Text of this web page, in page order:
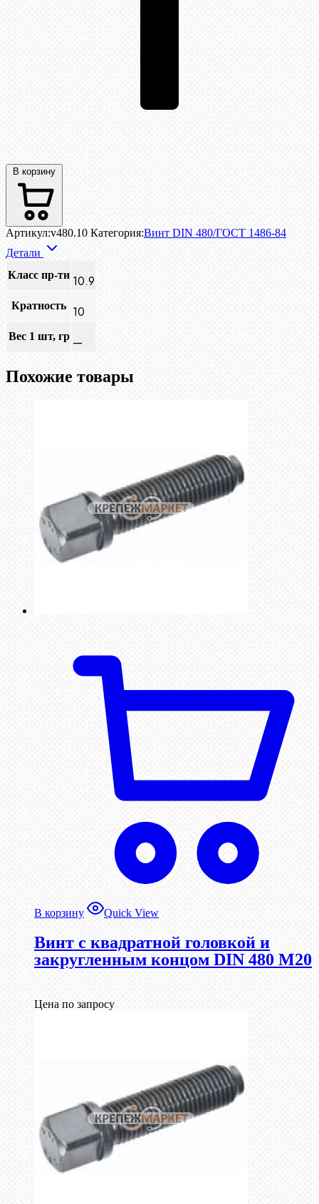
В корзину
Артикул:v480.10 Категория:Винт DIN 480/ГОСТ 1486-84
Детали
Класс пр-ти 10.9
Кратность 10
Вес 1 шт, гр —
Похожие товары
В корзину Quick View
Винт с квадратной головкой и
закругленным концом DIN 480 М20
Цена по запросу